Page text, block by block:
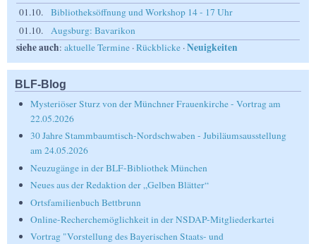
01.10.
Bibliotheksöffnung und Workshop 14 - 17 Uhr
01.10.
Augsburg: Bavarikon
siehe auch: aktuelle Termine ·Rückblicke ·Neuigkeiten
BLF-Blog
Mysteriöser Sturz von der Münchner Frauenkirche - Vortrag am
22.05.2026
30 Jahre Stammbaumtisch-Nordschwaben - Jubiläumsausstellung
am 24.05.2026
Neuzugänge in der BLF-Bibliothek München
Neues aus der Redaktion der „Gelben Blätter“
Ortsfamilienbuch Bettbrunn
Online-Recherchemöglichkeit in der NSDAP-Mitgliederkartei
Vortrag "Vorstellung des Bayerischen Staats- und